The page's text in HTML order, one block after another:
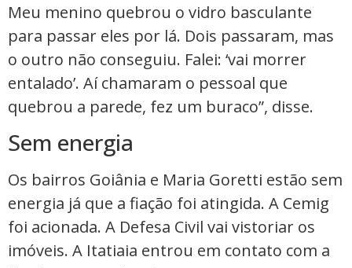
Meu menino quebrou o vidro basculante
para passar eles por lá. Dois passaram, mas
o outro não conseguiu. Falei: ‘vai morrer
entalado’. Aí chamaram o pessoal que
quebrou a parede, fez um buraco”, disse.
Sem energia
Os bairros Goiânia e Maria Goretti estão sem
energia já que a fiação foi atingida. A Cemig
foi acionada. A Defesa Civil vai vistoriar os
imóveis. A Itatiaia entrou em contato com a